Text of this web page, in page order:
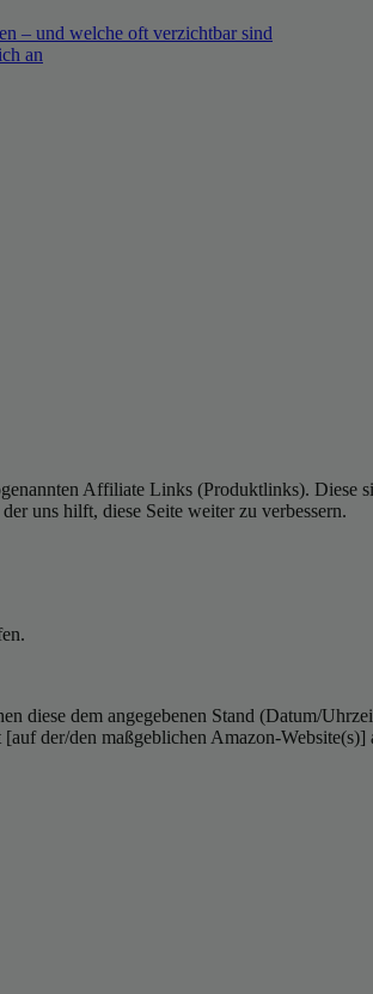
– und welche oft verzichtbar sind
an
Affiliate Links (Produktlinks).
uns hilft, diese Seite weiter zu verbessern.
diese dem angegebenen Stand (Datum/
der/den maßgeblichen Amazon-Website(s)]